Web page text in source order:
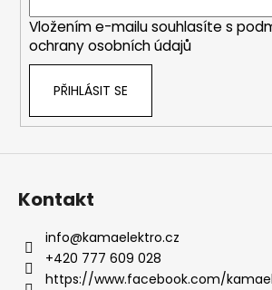
e
n
a
í
?
Vložením e-mailu souhlasíte s
ochrany osobních údajů
PŘIHLÁSIT SE
Kontakt
info@kamaelektro.cz
+420 777 609 028
https://www.facebook.com/